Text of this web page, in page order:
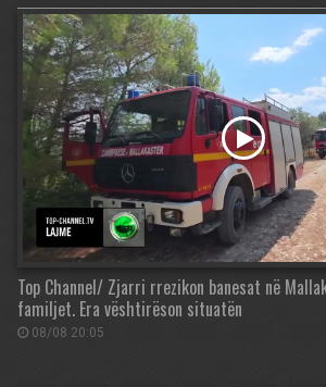
Top Channel/ Zjarri rrezikon banesat në
familjet. Era vështirëson situatën
08/08 20:05